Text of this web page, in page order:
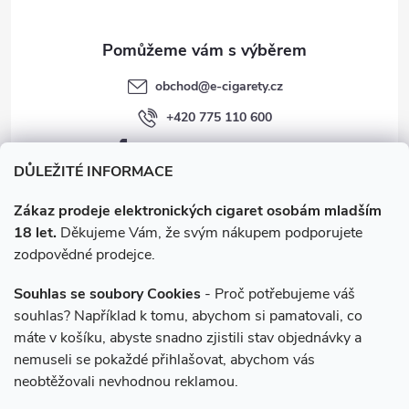
DŮLEŽITÉ INFORMACE
Zákaz prodeje elektronických cigaret osobám mladším
18 let. Děkujeme Vám, že svým nákupem podporujete
zodpovědné prodejce.
Souhlas se soubory Cookies - Proč potřebujeme váš
souhlas? Například k tomu, abychom si pamatovali, co
máte v košíku, abyste snadno zjistili stav objednávky a
nemuseli se pokaždé přihlašovat, abychom vás
neobtěžovali nevhodnou reklamou.
Maximum 18 mg/ml.
Nikotinová sůl (Salt): jemný throat hit i ve vysoké
POD systémy s vyšším odporem. Maximum 20 mg/ml.
sub-ohm atomizéry klasický nikotin nebo zero.
Jak začít vapovat - 5 kroků
Zvolte typ zařízenípodle vlastních potřeb (jednorázovka,
POD, mod).
s odpovídající sílou nikotinu a chutí (u
jednorázovek řešíte jen rovnou).
U plnitelných zařízení nabijte baterii
před prvním použitím
(většinou type-C kabelem).
Naplňte cartridge nebo nádrž
liquidem a počkejte 5 až 10
minut na nasátí.
obchod@e-cigarety.cz
+420 775 110 600
Instagram